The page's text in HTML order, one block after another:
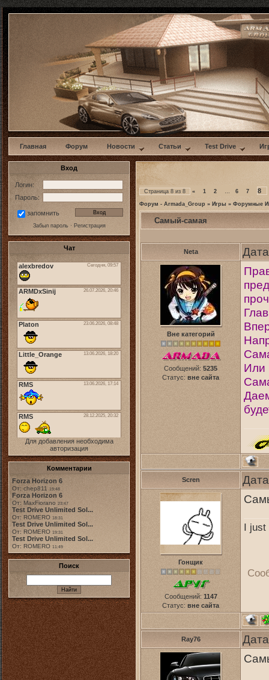
w
Главная Форум Новости Статьи Test Drive
Вход
Логин:
Пароль:
запомнить
Забыл пароль· Регистрация
Чат
Для добавления необходима
авторизация
Комментарии
Forza Horizon 6
От: chep811 19:48
Forza Horizon 6
От: MaxFiorano 23:47
Test Drive Unlimited Sol...
От: ROMERO 18:31
Test Drive Unlimited Sol...
От: ROMERO 19:31
Test Drive Unlimited Sol...
От: ROMERO 11:49
Поиск
Страница 8 из 8 « 1 2 … 6 7 8
Форум - Armada_Group » Игры » Форумные
Самый-самая
Neta
Вне категорий
Сообщений: 5235
Статус: вне сайта
Или
Scren
Гонщик
Сообщений: 1147
Статус: вне сайта
I
Ray76